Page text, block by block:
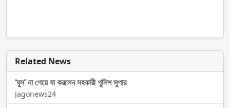
Related News
‘ঘুস’ না পেয়ে যা করলেন সহকারী পুলিশ সুপার
Jagonews24